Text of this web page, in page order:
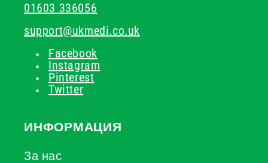
01603 336056
support@ukmedi.co.uk
Facebook
Instagram
Pinterest
Twitter
ИНФОРМАЦИЯ
За нас